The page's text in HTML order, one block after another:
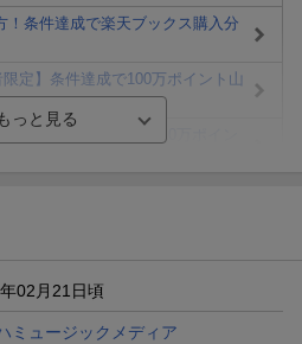
！条件達成で楽天ブックス購入分
限定】条件達成で100万ポイント山
ーンの拡散で300円OFFクーポン
02月21日頃
ミュージックメディア